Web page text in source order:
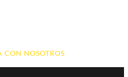
CON NOSOTROS